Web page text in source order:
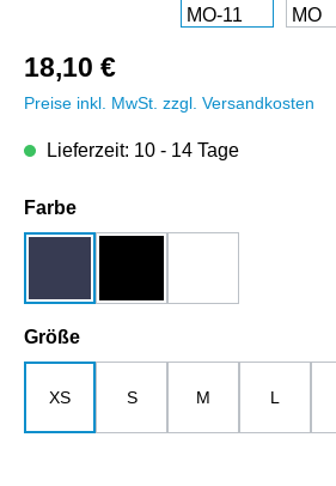
18,10 €
Preise inkl. MwSt. zzgl. Versandkosten
Lieferzeit: 10 - 14 Tage
Farbeauswählen
Größeauswählen
XS S M L